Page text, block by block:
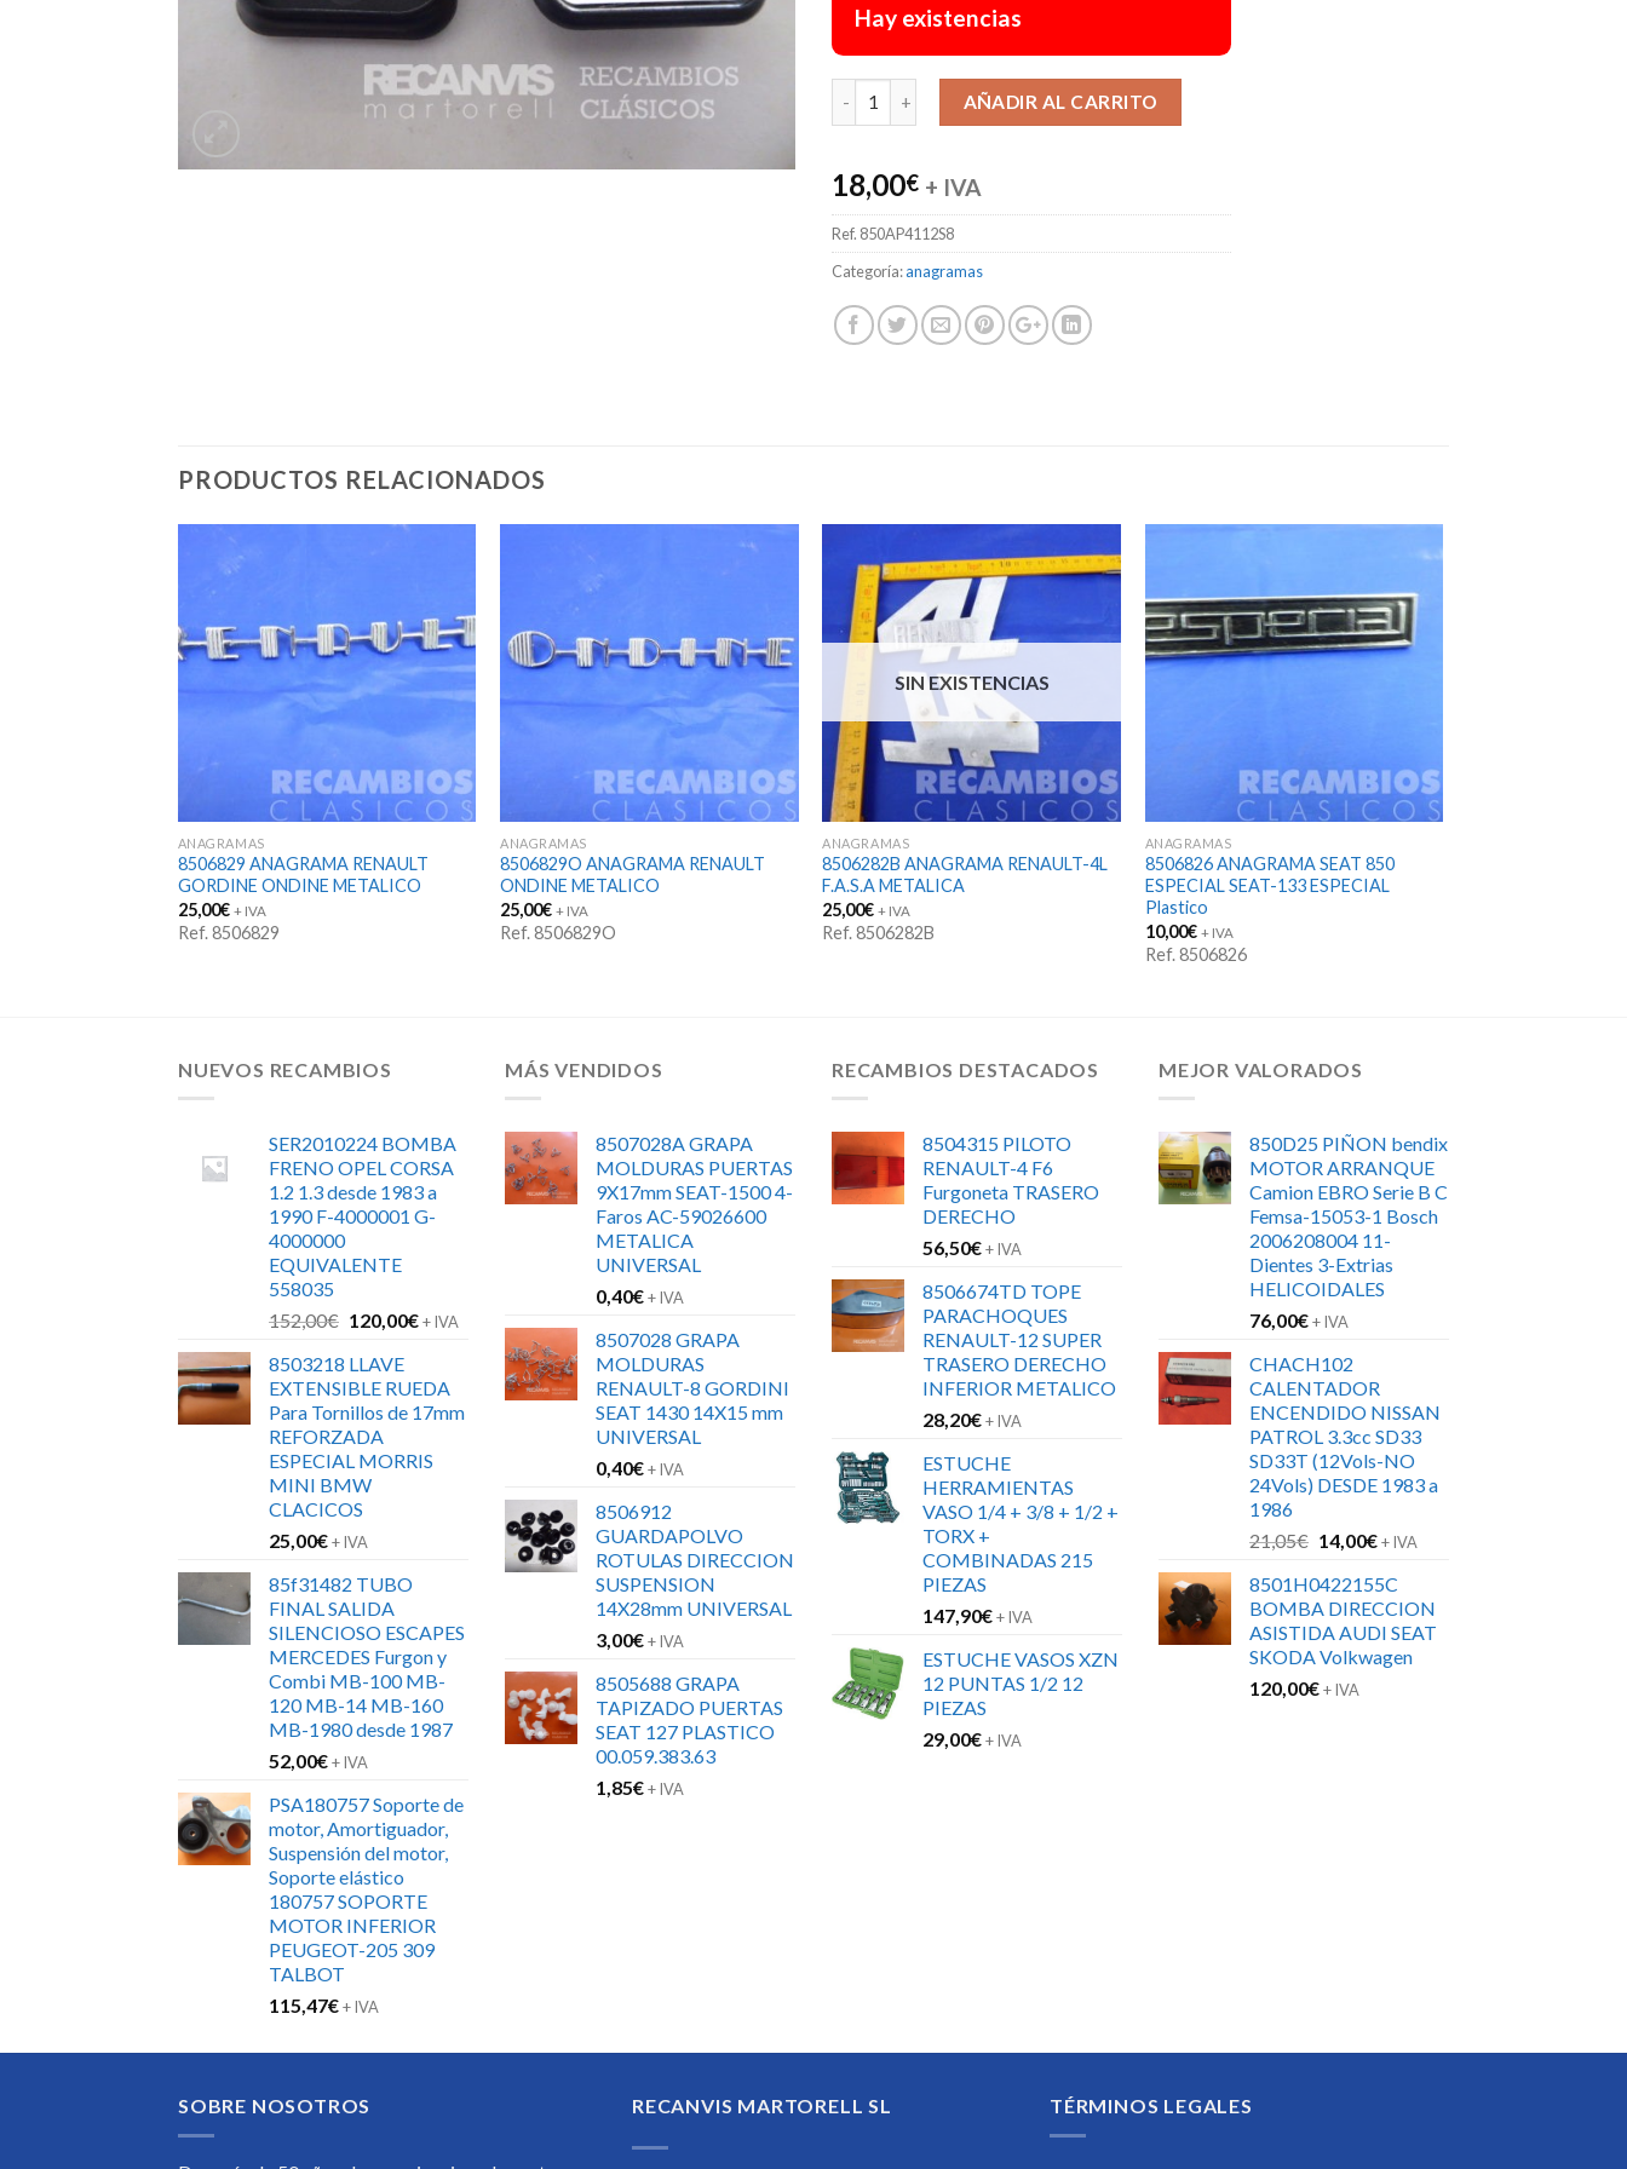
Hay existencias
AÑADIR AL CARRITO
18,00€ + IVA
Ref. 850AP4112S8
Categoría:anagramas
PRODUCTOS RELACIONADOS
ANAGRAMAS
8506829 ANAGRAMA RENAULT
GORDINE ONDINE METALICO
25,00€ + IVA
Ref. 8506829
ANAGRAMAS
8506829O ANAGRAMA RENAULT
ONDINE METALICO
25,00€ + IVA
Ref. 8506829O
SIN EXISTENCIAS
ANAGRAMAS
8506282B ANAGRAMA RENAULT-4L
F.A.S.A METALICA
25,00€ + IVA
Ref. 8506282B
ANAGRAMAS
8506826 ANAGRAMA SEAT 850
ESPECIAL SEAT-133 ESPECIAL
Plastico
10,00€ + IVA
Ref. 8506826
NUEVOS RECAMBIOS
SER2010224 BOMBA
FRENO OPEL CORSA
1.2 1.3 desde 1983 a
1990 F-4000001 G-
4000000
EQUIVALENTE
558035
152,00€ El
original
era:
152,00€.
120,00€El
es:
120,00€.
+ IVA
8503218 LLAVE
EXTENSIBLE RUEDA
Para Tornillos de 17mm
REFORZADA
ESPECIAL MORRIS
MINI BMW
CLACICOS
25,00€+ IVA
85f31482 TUBO
FINAL SALIDA
SILENCIOSO ESCAPES
MERCEDES Furgon y
Combi MB-100 MB-
120 MB-14 MB-160
MB-1980 desde 1987
52,00€+ IVA
PSA180757 Soporte de
motor, Amortiguador,
Suspensión del motor,
Soporte elástico
180757 SOPORTE
MOTOR INFERIOR
PEUGEOT-205 309
TALBOT
115,47€+ IVA
MÁS VENDIDOS
8507028A GRAPA
MOLDURAS PUERTAS
9X17mm SEAT-1500 4-
Faros AC-59026600
METALICA
UNIVERSAL
0,40€+ IVA
8507028 GRAPA
MOLDURAS
RENAULT-8 GORDINI
SEAT 1430 14X15 mm
UNIVERSAL
0,40€+ IVA
8506912
GUARDAPOLVO
ROTULAS DIRECCION
SUSPENSION
14X28mm UNIVERSAL
3,00€+ IVA
8505688 GRAPA
TAPIZADO PUERTAS
SEAT 127 PLASTICO
00.059.383.63
1,85€+ IVA
RECAMBIOS DESTACADOS
8504315 PILOTO
RENAULT-4 F6
Furgoneta TRASERO
DERECHO
56,50€+ IVA
8506674TD TOPE
PARACHOQUES
RENAULT-12 SUPER
TRASERO DERECHO
INFERIOR METALICO
28,20€+ IVA
ESTUCHE
HERRAMIENTAS
VASO 1/4 + 3/8 + 1/2 +
TORX +
COMBINADAS 215
PIEZAS
147,90€+ IVA
ESTUCHE VASOS XZN
12 PUNTAS 1/2 12
PIEZAS
29,00€+ IVA
MEJOR VALORADOS
850D25 PIÑON bendix
MOTOR ARRANQUE
Camion EBRO Serie B C
Femsa-15053-1 Bosch
2006208004 11-
Dientes 3-Extrias
HELICOIDALES
76,00€+ IVA
CHACH102
CALENTADOR
ENCENDIDO NISSAN
PATROL 3.3cc SD33
SD33T (12Vols-NO
24Vols) DESDE 1983 a
1986
21,05€ El
original
era:
21,05€.
14,00€El
actual
es:
14,00€.
+ IVA
8501H0422155C
BOMBA DIRECCION
ASISTIDA AUDI SEAT
SKODA Volkwagen
120,00€+ IVA
SOBRE NOSOTROS RECANVIS MARTORELL SL TÉRMINOS LEGALES